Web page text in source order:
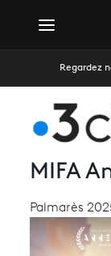
Regardez
MIFA
Palmarès